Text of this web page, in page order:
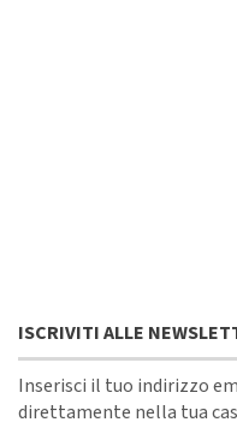
ISCRIVITI ALLE
Inserisci il tuo indirizzo
direttamente nella tua